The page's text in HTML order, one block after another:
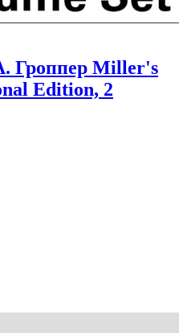
Гроппер Miller's
Edition, 2